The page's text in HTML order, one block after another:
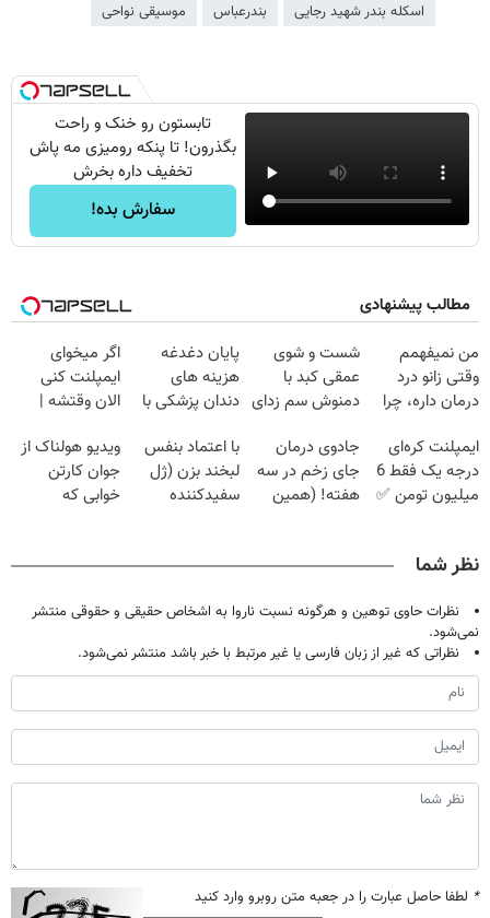
اسکله بندر شهید رجایی بندرعباس موسیقی نواحی
تابستون رو خنک و راحت
بگذرون! تا پنکه رومیزی مه پاش
تخفیف داره بخرش
سفارش بده!
مطالب پیشنهادی
من نمیفهمم
وقتی زانو درد
درمان داره، چرا
تحمل میکنی؟❗
شست و شوی
عمقی کبد با
دمنوش سم زدای
پایان دغدغه
هزینه های
دندان پزشکی با
خانگی
اگر میخوای
ایمپلنت کنی
الان وقتشه |
میلیون تومان!!!
ایمپلنت کره‌ای
درجه یک فقط 6
میلیون تومن ✅
جادوی درمان
جای زخم در سه
هفته! (همین
با اعتماد بنفس
لبخند بزن (ژل
سفیدکننده
ویدیو هولناک از
جوان کارتن
خوابی که
نظر شما
نظرات حاوی توهین و هرگونه نسبت ناروا به اشخاص حقیقی و حقوقی منتشر
نمی‌شود.
نظراتی که غیر از زبان فارسی یا غیر مرتبط با خبر باشد منتشر نمی‌شود.
* لطفا حاصل عبارت را در جعبه متن روبرو وارد کنید